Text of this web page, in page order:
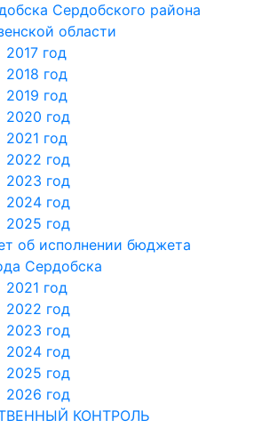
Сердобского района
области
2017 год
2018 год
2019 год
2020 год
2021 год
2022 год
2023 год
2024 год
2025 год
об исполнении бюджета
Сердобска
2021 год
2022 год
2023 год
2024 год
2025 год
2026 год
КОНТРОЛЬ